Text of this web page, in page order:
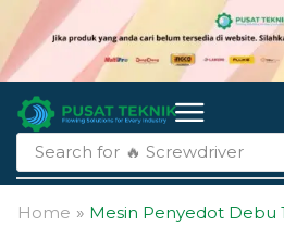
Search for 🔥 Screwdriver
Home » Mesin Penyedot Debu